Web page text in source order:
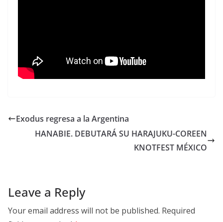
Exodus regresa a la Argentina
HANABIE. DEBUTARÁ SU HARAJUKU-COREEN
KNOTFEST MÉXICO
Leave a Reply
Your email address will not be published. Required